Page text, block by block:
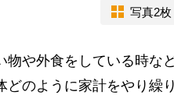
写真2枚
や外食をしている時な
どのように家計をやり繰